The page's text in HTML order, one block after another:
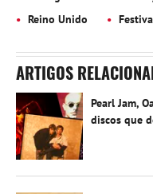
Reino Unido
ARTIGOS
Pearl Jam,
discos que